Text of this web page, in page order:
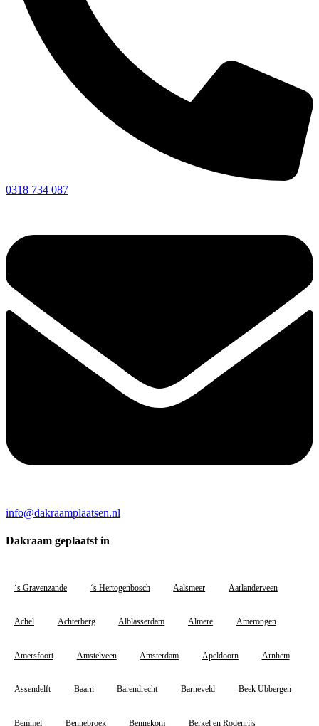
0318 734 087
info@dakraamplaatsen.nl
Dakraam geplaatst in
‘s Gravenzande ‘s Hertogenbosch Aalsmeer Aarlanderveen
Achel Achterberg Alblasserdam Almere Amerongen
Amersfoort Amstelveen Amsterdam Apeldoorn Arnhem
Assendelft Baarn Barendrecht Barneveld Beek Ubbergen
Bemmel Bennebroek Bennekom Berkel en Rodenrijs